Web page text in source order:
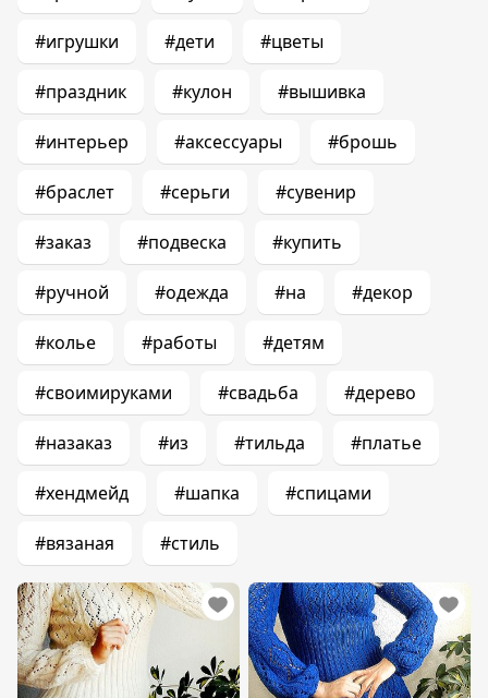
#игрушки #дети #цветы
#праздник #кулон #вышивка
#интерьер #аксессуары #брошь
#браслет #серьги #сувенир
#заказ #подвеска #купить
#ручной #одежда #на #декор
#колье #работы #детям
#своимируками #свадьба #дерево
#назаказ #из #тильда #платье
#хендмейд #шапка #спицами
#вязаная #стиль